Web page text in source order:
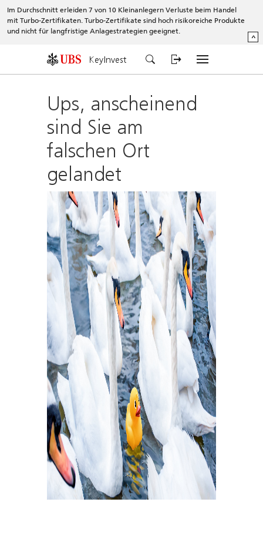
Im Durchschnitt erleiden 7 von 10 Kleinanlegern Verluste beim Handel
mit Turbo-Zertifikaten. Turbo-Zertifikate sind hoch risikoreiche Produkte
und nicht für langfristige Anlagestrategien geeignet.
^
KeyInvest
Ups, anscheinend
sind Sie am
falschen Ort
gelandet